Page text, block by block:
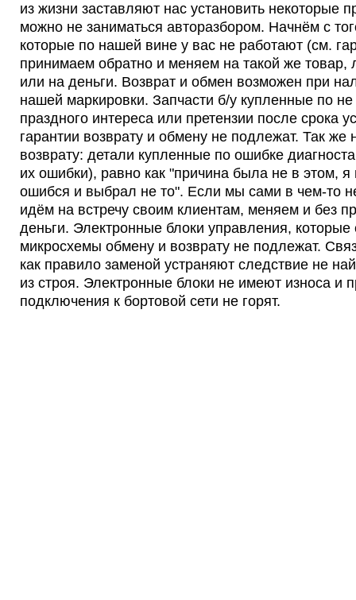
из жизни заставляют нас установить некоторые
можно не заниматься авторазбором. Начнём с
которые по нашей вине у вас не работают (см.
принимаем обратно и меняем на такой же товар,
или на деньги. Возврат и обмен возможен при
нашей маркировки. Запчасти б/у купленные по
праздного интереса или претензии после срока
гарантии возврату и обмену не подлежат. Так же
возврату: детали купленные по ошибке
их ошибки), равно как "причина была не в этом, я
ошибся и выбрал не то". Если мы сами в чем-то
идём на встречу своим клиентам, меняем и без
деньги. Электронные блоки управления, которые
микросхемы обмену и возврату не подлежат.
как правило заменой устраняют следствие не
из строя. Электронные блоки не имеют износа и
подключения к бортовой сети не горят.